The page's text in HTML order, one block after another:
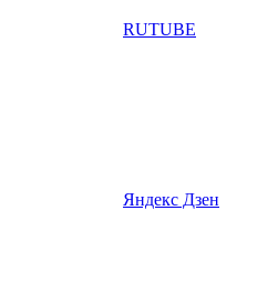
RUTUBE
Яндекс Дзен